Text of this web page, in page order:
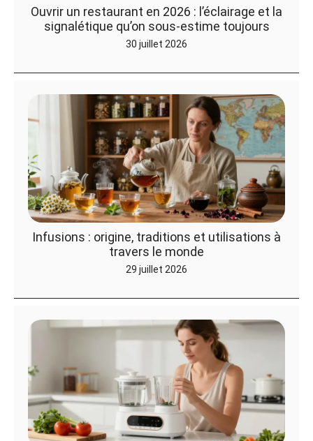
Ouvrir un restaurant en 2026 : l’éclairage et la
signalétique qu’on sous-estime toujours
30 juillet 2026
Infusions : origine, traditions et utilisations à
travers le monde
29 juillet 2026